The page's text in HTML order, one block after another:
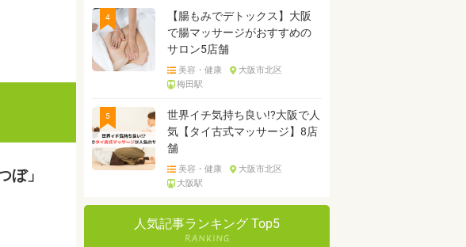
ぼ」
4
【腸もみでデトックス】大阪
で腸マッサージがおすすめの
サロン5店舗
美容・健康
大阪市北区
梅田駅
5
世界イチ気持ち良い!?大阪で人
気【タイ古式マッサージ】8店
舗
美容・健康
大阪市北区
大阪駅
人気記事ランキング Top5